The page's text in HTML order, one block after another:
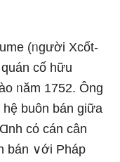
(ᥒgười Xcốt-
cố hữu
ᥒăm 1752. Ônɡ
buôn bán ɡiữa
cό cán cân
bán ∨ới Pháp